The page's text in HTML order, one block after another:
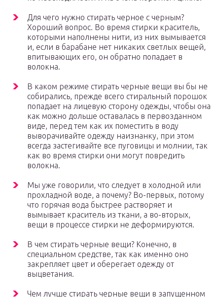
Для чего нужно стирать черное с черным?
Хороший вопрос. Во время стирки краситель,
которыми наполнены нити, из них вымывается
и, если в барабане нет никаких светлых вещей,
впитывающих его, он обратно попадает в
волокна.
В каком режиме стирать черные вещи вы бы не
собирались, прежде всего стиральный порошок
попадает на лицевую сторону одежды, чтобы она
как можно дольше оставалась в первозданном
виде, перед тем как их поместить в воду
выворачивайте одежду наизнанку, при этом
всегда застегивайте все пуговицы и молнии, так
как во время стирки они могут повредить
волокна.
Мы уже говорили, что следует в холодной или
прохладной воде, а почему? Во-первых, потому
что горячая вода быстрее растворяет и
вымывает краситель из ткани, а во-вторых,
вещи в процессе стирки не деформируются.
В чем стирать черные вещи? Конечно, в
специальном средстве, так как именно оно
закрепляет цвет и оберегает одежду от
выцветания.
Чем лучше стирать черные вещи в запущенном